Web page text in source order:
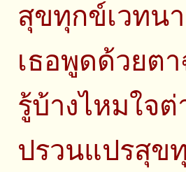
สุขทุกข์เวทน
เธอพูดด้วยต
รู้บ้างไหมใจ
ปรวนแปรสุข